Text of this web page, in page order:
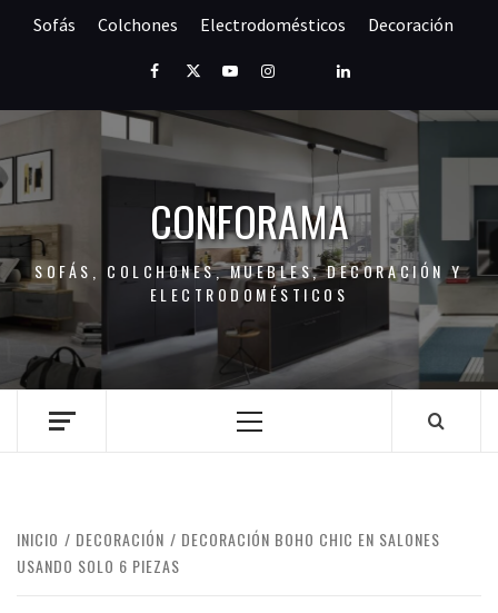
Sofás Colchones Electrodomésticos Decoración
FacebookTwitterYoutubeInstagramPinterestLinkedIn
CONFORAMA
SOFÁS, COLCHONES, MUEBLES, DECORACIÓN Y
ELECTRODOMÉSTICOS
Menú
INICIO DECORACIÓN
DECORACIÓN BOHO CHIC EN SALONES
USANDO SOLO 6 PIEZAS